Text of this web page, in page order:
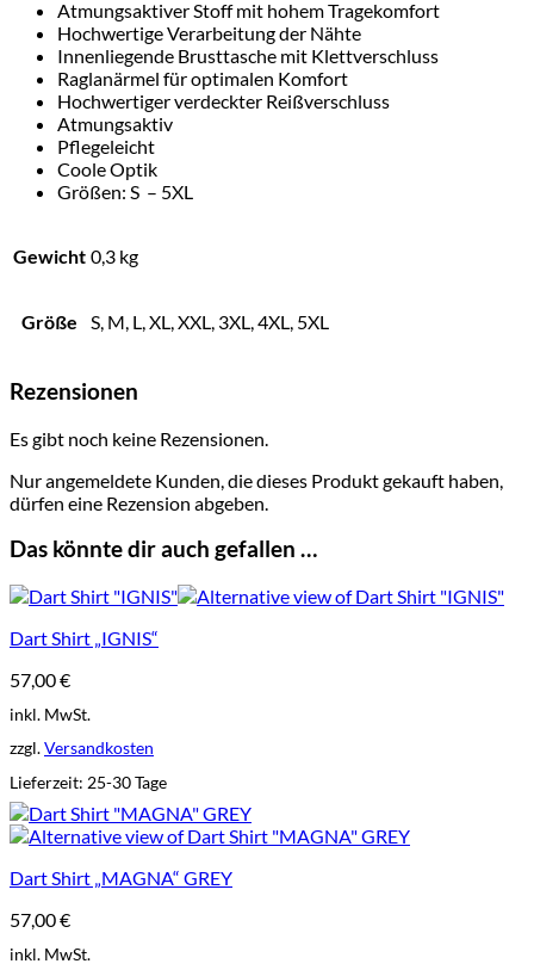
Atmungsaktiver Stoff mit hohem Tragekomfort
Hochwertige Verarbeitung der Nähte
Innenliegende Brusttasche mit Klettverschluss
Raglanärmel für optimalen Komfort
Hochwertiger verdeckter Reißverschluss
Atmungsaktiv
Pflegeleicht
Coole Optik
Größen: S – 5XL
Gewicht 0,3 kg
Größe S, M, L, XL, XXL, 3XL, 4XL, 5XL
Rezensionen
Es gibt noch keine Rezensionen.
Nur angemeldete Kunden, die dieses Produkt gekauft haben,
dürfen eine Rezension abgeben.
Das könnte dir auch gefallen …
Dart Shirt „IGNIS“
57,00€
inkl. MwSt.
zzgl.Versandkosten
Lieferzeit: 25-30 Tage
Dart Shirt „MAGNA“ GREY
57,00€
inkl. MwSt.